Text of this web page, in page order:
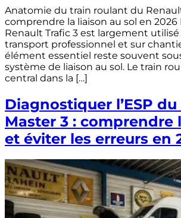
Anatomie du train roulant du
comprendre la liaison au sol en
Renault Trafic 3 est largement utilisé
transport professionnel et sur
élément essentiel reste souvent
système de liaison au sol. Le train
central dans la […]
Diagnostiquer l’ESP
Master 3 : comprendre
et éviter les erreurs en